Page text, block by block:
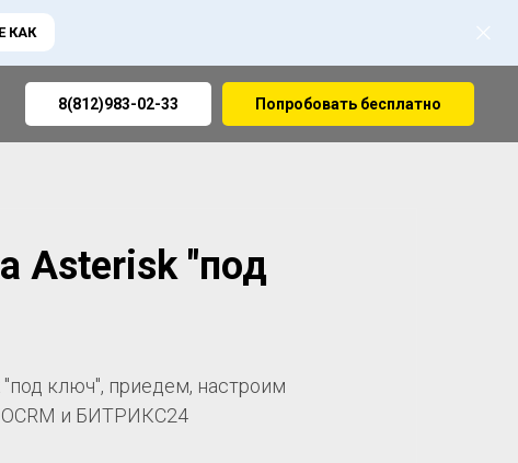
КАК
8(812)983-02-33 Попробовать бесплатно
Asterisk "под
ключ", приедем, настроим
и БИТРИКС24